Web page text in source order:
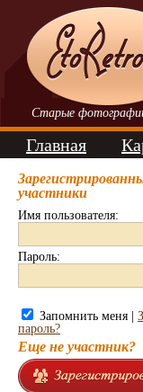
Старые
Главная
участники
Имя пользователя:
Пароль:
Запомнить меня |
пароль?
Еще не участник?